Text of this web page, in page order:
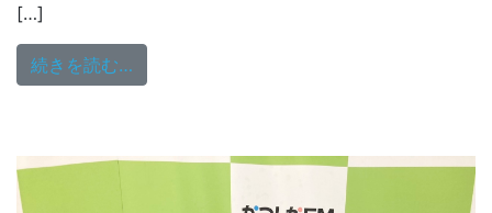
[…]
続きを読む…